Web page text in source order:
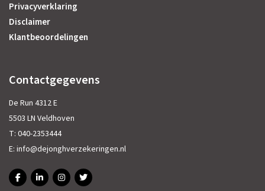
Privacyverklaring
Disclaimer
Klantbeoordelingen
Contactgegevens
De Run 4312 E
5503 LN Veldhoven
T: 040-2353444
E: info@dejonghverzekeringen.nl